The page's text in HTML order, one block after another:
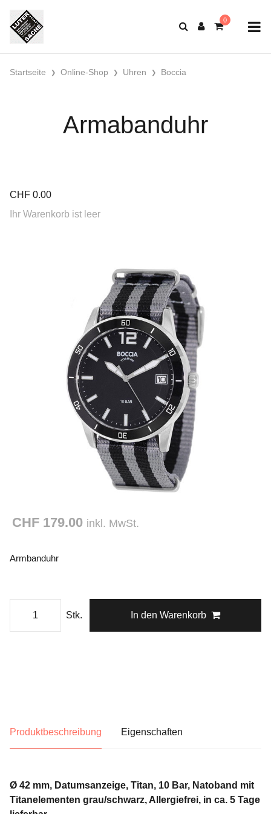
Startseite Online-Shop Uhren Boccia
Armabanduhr
CHF 0.00
Ihr Warenkorb ist leer
CHF 179.00 inkl. MwSt.
Armbanduhr
Stk. In den Warenkorb
Produktbeschreibung Eigenschaften
Ø 42 mm, Datumsanzeige, Titan, 10 Bar, Natoband mit
Titanelementen grau/schwarz, Allergiefrei, in ca. 5 Tage